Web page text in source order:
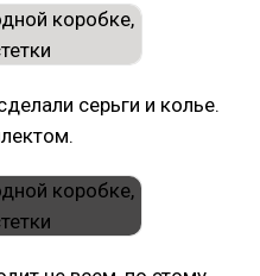
серьги и колье.